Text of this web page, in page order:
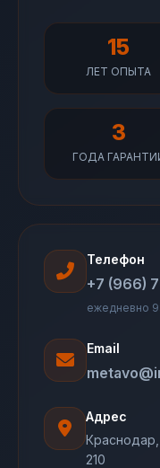
15
ЛЕТ ОПЫТА
3
ГОДА
Телефон
+7 (966)
ежедневно
Email
Адрес
Краснодар,
210